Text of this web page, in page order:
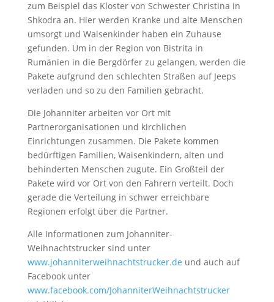
zum Beispiel das Kloster von Schwester Christina in
Shkodra an. Hier werden Kranke und alte Menschen
umsorgt und Waisenkinder haben ein Zuhause
gefunden. Um in der Region von Bistrita in
Rumänien in die Bergdörfer zu gelangen, werden die
Pakete aufgrund den schlechten Straßen auf Jeeps
verladen und so zu den Familien gebracht.
Die Johanniter arbeiten vor Ort mit
Partnerorganisationen und kirchlichen
Einrichtungen zusammen. Die Pakete kommen
bedürftigen Familien, Waisenkindern, alten und
behinderten Menschen zugute. Ein Großteil der
Pakete wird vor Ort von den Fahrern verteilt. Doch
gerade die Verteilung in schwer erreichbare
Regionen erfolgt über die Partner.
Alle Informationen zum Johanniter-
Weihnachtstrucker sind unter
www.johanniterweihnachtstrucker.de und auch auf
Facebook unter
www.facebook.com/JohanniterWeihnachtstrucker